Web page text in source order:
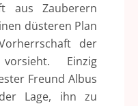
aus Zauberern
düsteren Plan
der
Einzig
Freund Albus
Lage, ihn zu